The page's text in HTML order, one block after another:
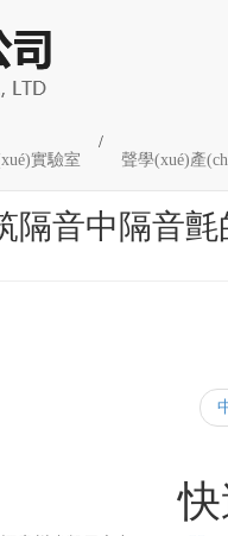
實驗室
/
聲學(xué)產
隔音中隔音氈